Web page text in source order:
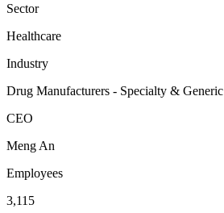
Sector
Healthcare
Industry
Drug Manufacturers - Specialty & Generic
CEO
Meng An
Employees
3,115